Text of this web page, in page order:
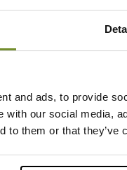
and ads, to provide
with our social media,
to them or that